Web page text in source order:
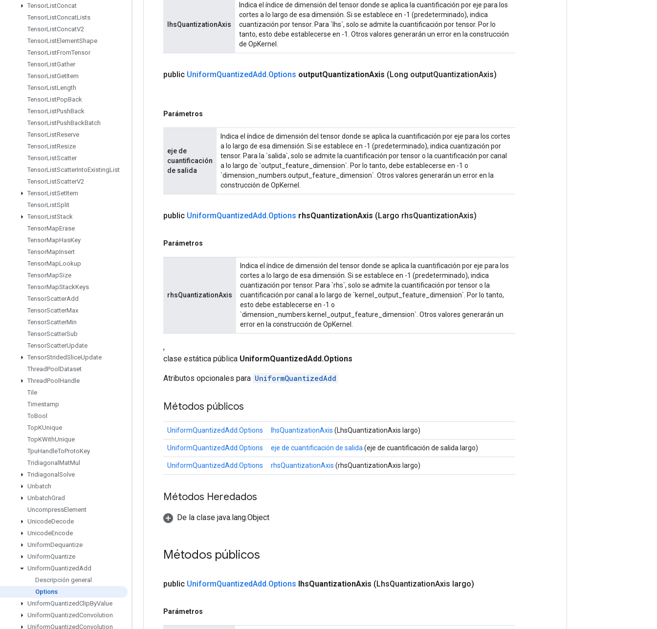
TensorListConcat
TensorListConcatLists
TensorListConcatV2
TensorListElementShape
TensorListFromTensor
TensorListGather
TensorListGetItem
TensorListLength
TensorListPopBack
TensorListPushBack
TensorListPushBackBatch
TensorListReserve
TensorListResize
TensorListScatter
TensorListScatterIntoExistingList
TensorListScatterV2
TensorListSetItem
TensorListSplit
TensorListStack
TensorMapErase
TensorMapHasKey
TensorMapInsert
TensorMapLookup
TensorMapSize
TensorMapStackKeys
TensorScatterAdd
TensorScatterMax
TensorScatterMin
TensorScatterSub
TensorScatterUpdate
TensorStridedSliceUpdate
ThreadPool Dataset
ThreadPool Handle
Tile
Timestamp
ToBool
TopKUnique
TopKWithUnique
TpuHandleToProtoKey
Tridiagonal MatMul
Tridiagonal Solve
Unbatch
UnbatchGrad
UncompressElement
UnicodeDecode
UnicodeEncode
UniformDequantize
UniformQuantize
UniformQuantizedAdd
Descripción general
Options
UniformQuantizedClipByValue
UniformQuantizedConvolution
UniformQuantizedConvolution
lhsQuantizationAxis
Indica el índice de dimensión del tensor donde se aplica la cuantificación por eje para los
cortes a lo largo de esa dimensión. Si se establece en -1 (predeterminado), indica
cuantización por tensor. Para `lhs`, solo se admite la cuantificación por tensor. Por lo
tanto, esto debe establecerse en -1. Otros valores generarán un error en la construcción
de OpKernel.
public UniformQuantizedAdd.Options outputQuantizationAxis (Long outputQuantizationAxis)
Parámetros
eje de
cuantificación
de salida
Indica el índice de dimensión del tensor donde se aplica la cuantificación por eje para los cortes
a lo largo de esa dimensión. Si se establece en -1 (predeterminado), indica cuantización por
tensor. Para la `salida`, solo se admite la cuantificación por tensor o la cuantificación por canal
a lo largo de `output_feature_dimension`. Por lo tanto, debe establecerse en -1 o
`dimension_numbers.output_feature_dimension`. Otros valores generarán un error en la
construcción de OpKernel.
public UniformQuantizedAdd.Options rhsQuantizationAxis (Largo rhsQuantizationAxis)
Parámetros
rhsQuantizationAxis
Indica el índice de dimensión del tensor donde se aplica la cuantificación por eje para los
cortes a lo largo de esa dimensión. Si se establece en -1 (predeterminado), indica
cuantización por tensor. Para `rhs`, solo se admite la cuantificación por tensor o la
cuantificación por canal a lo largo de `kernel_output_feature_dimension`. Por lo tanto,
esto debe establecerse en -1 o
`dimension_numbers.kernel_output_feature_dimension`. Otros valores generarán un
error en la construcción de OpKernel.
,
clase estática pública UniformQuantizedAdd.Options
Atributos opcionales para UniformQuantizedAdd
Métodos públicos
UniformQuantizedAdd.Options lhsQuantizationAxis (LhsQuantizationAxis largo)
UniformQuantizedAdd.Options eje de cuantificación de salida (eje de cuantificación de salida largo)
UniformQuantizedAdd.Options rhsQuantizationAxis (rhsQuantizationAxis largo)
Métodos Heredados
De la clase java.lang.Object
Métodos públicos
public UniformQuantizedAdd.Options lhsQuantizationAxis (LhsQuantizationAxis largo)
Parámetros